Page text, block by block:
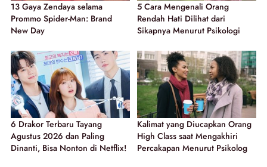
13 Gaya Zendaya selama
Prommo Spider-Man: Brand
New Day
5 Cara Mengenali Orang
Rendah Hati Dilihat dari
Sikapnya Menurut Psikologi
6 Drakor Terbaru Tayang
Agustus 2026 dan Paling
Dinanti, Bisa Nonton di Netflix!
Kalimat yang Diucapkan Orang
High Class saat Mengakhiri
Percakapan Menurut Psikolog